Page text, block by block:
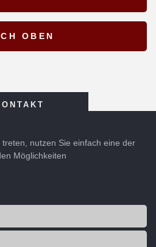
nutzen Sie einfach eine der
Möglichkeiten